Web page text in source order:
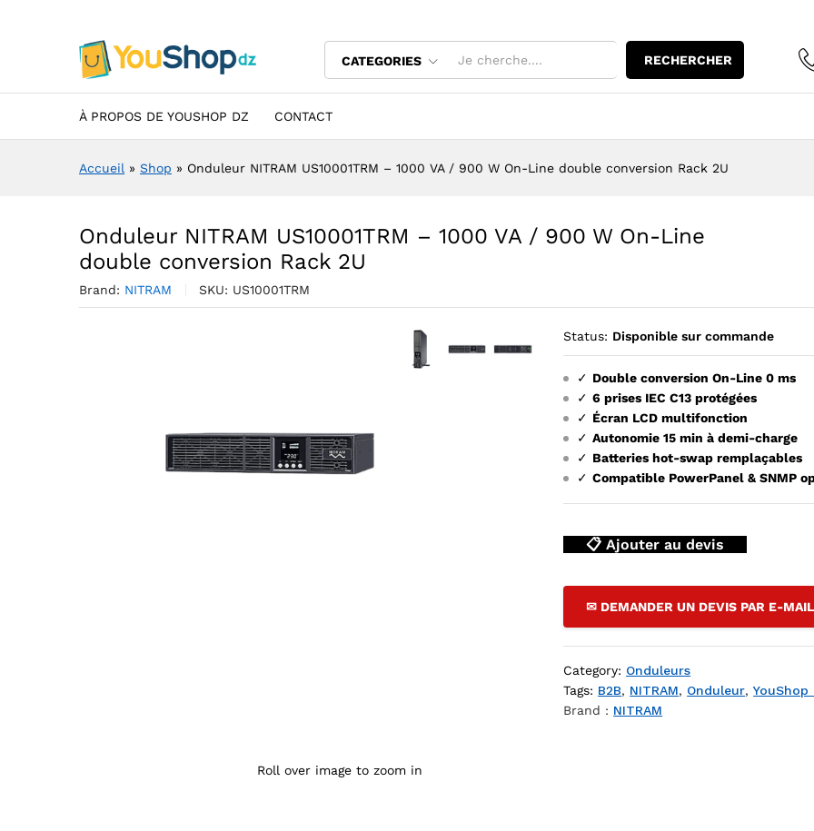
CATEGORIES RECHERCHER
À PROPOS DE YOUSHOP DZ CONTACT
Accueil » Shop » Onduleur NITRAM US10001TRM – 1000 VA / 900 W On-Line double conversion Rack 2U
Onduleur NITRAM US10001TRM – 1000 VA / 900 W On-Line
double conversion Rack 2U
Brand: NITRAM SKU: US10001TRM
Agrandir l’image : Onduleur NITRAM US10001TRM - 1000 VA / 900 W On-Line double conversion Rack 2U —
Agrandir l’image : Onduleur NITRAM US10001TRM - 1000 VA /
Agrandir l’image : Onduleur NITRAM US10001TRM -
Agrandir l’image : Onduleur NITRAM
Roll over image to zoom in
Status: Disponible sur commande
✓ Double conversion On-Line 0 ms
✓6 prises IEC C13 protégées
✓ Écran LCD multifonction
✓Autonomie 15 min à demi-charge
✓ Batteries hot-swap remplaçables
✓Compatible PowerPanel & SNMP
📋 Ajouter au devis
✉ DEMANDER UN DEVIS PAR E-MAIL
Category: Onduleurs
Tags: B2B, NITRAM, Onduleur,YouShop
Brand : NITRAM
Avis (0)